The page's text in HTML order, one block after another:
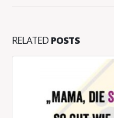
RELATED POSTS